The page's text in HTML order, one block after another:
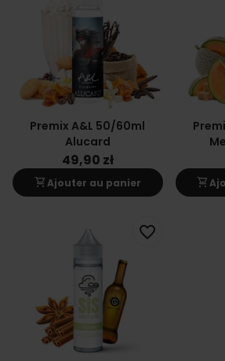
Premix A&L 50/60ml
Alucard
49,90 zł
shopping_cartAjouter au panier shopping_cart
favorite_border